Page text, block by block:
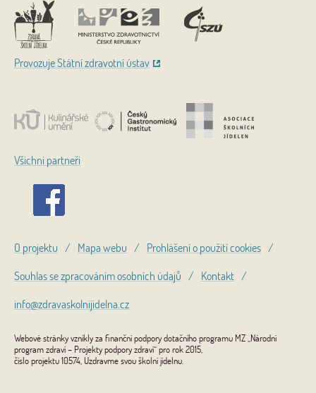
Provozuje Státní zdravotní ústav
Všichni partneři
O projektu / Mapa webu / Prohlášení o použití cookies /
Souhlas se zpracováním osobních údajů / Kontakt /
info@zdravaskolnijidelna.cz
Webové stránky vznikly za finanční podpory dotačního programu MZ „Národní
program zdraví – Projekty podpory zdraví“ pro rok 2015,
číslo projektu 10574, Uzdravme svou školní jídelnu.